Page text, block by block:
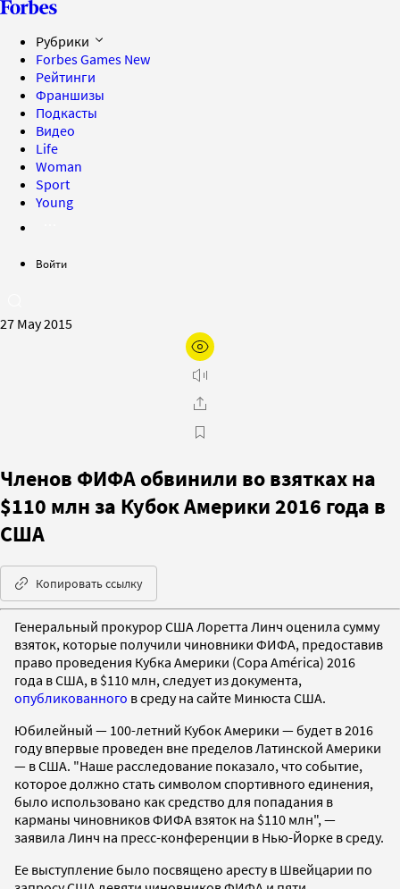
Рубрики
Forbes Games New
Рейтинги
Франшизы
Подкасты
Видео
Life
Woman
Sport
Young
Войти
27 May 2015
Членов ФИФА обвинили во взятках на
$110 млн за Кубок Америки 2016 года в
США
Копировать ссылку
Генеральный прокурор США Лоретта Линч оценила сумму
взяток, которые получили чиновники ФИФА, предоставив
право проведения Кубка Америки (Copa América) 2016
года в США, в $110 млн, следует из документа,
опубликованного в среду на сайте Минюста США.
Юбилейный — 100-летний Кубок Америки — будет в 2016
году впервые проведен вне пределов Латинской Америки
— в США. "Наше расследование показало, что событие,
которое должно стать символом спортивного единения,
было использовано как средство для попадания в
карманы чиновников ФИФА взяток на $110 млн", —
заявила Линч на пресс-конференции в Нью-Йорке в среду.
Ее выступление было посвящено аресту в Швейцарии по